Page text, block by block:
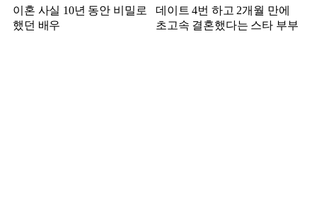
이혼 사실 10년 동안 비밀로
했던 배우
데이트 4번 하고 2개월 만에
초고속 결혼했다는 스타 부부